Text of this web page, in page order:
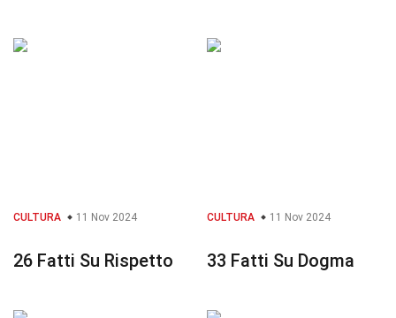
CULTURA 11 Nov 2024
26 Fatti Su Rispetto
CULTURA 11 Nov 2024
33 Fatti Su Dogma